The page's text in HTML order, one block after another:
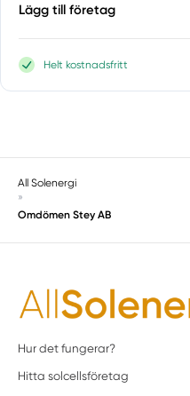
Lägg till företag
Helt kostnadsfritt
All Solenergi
»
Omdömen Stey AB
Hur det fungerar?
Hitta solcellsföretag